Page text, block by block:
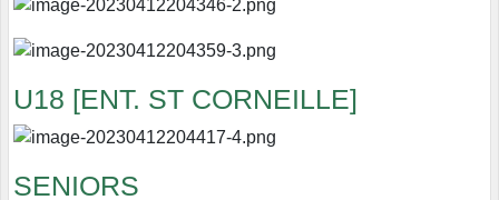
U18 [ENT. ST CORNEILLE]
SENIORS